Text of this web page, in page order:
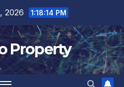
2026 1:18:15 PM
Property